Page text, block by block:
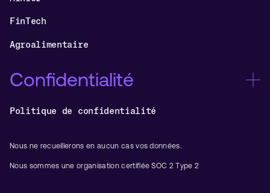
FinTech
Agroalimentaire
Confidentialité
Politique de confidentialité
Nous ne recueillerons en aucun cas vos données.
Nous sommes une organisation certifiée SOC 2 Type 2